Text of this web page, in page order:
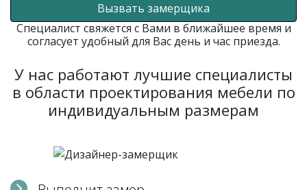
Вызвать замерщика
Специалист свяжется с Вами в ближайшее время и
согласует удобный для Вас день и час приезда.
У нас работают лучшие специалисты
в области проектирования мебели по
индивидуальным размерам